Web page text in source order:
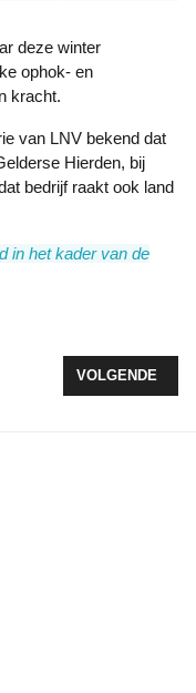
ophok- en
kracht.
Hierden, bij
bedrijf raakt ook land
VOOR DUO
VOLGENDE
VOLGENDE